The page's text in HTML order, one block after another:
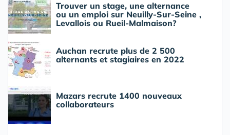
Trouver un stage, une alternance
ou un emploi sur Neuilly-Sur-Seine ,
Levallois ou Rueil-Malmaison?
Auchan recrute plus de 2 500
alternants et stagiaires en 2022
Mazars recrute 1400 nouveaux
collaborateurs